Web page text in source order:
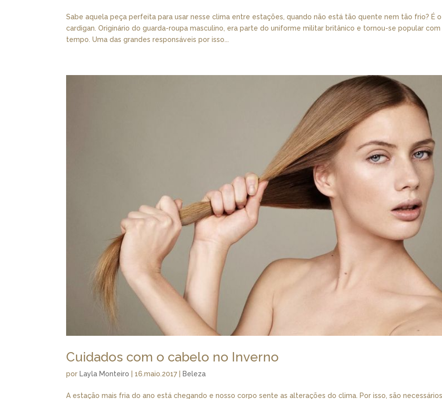
Sabe aquela peça perfeita para usar nesse clima entre estações, quando não está tão quente nem tão frio? É o
cardigan. Originário do guarda-roupa masculino, era parte do uniforme militar britânico e tornou-se popular
tempo. Uma das grandes responsáveis por isso...
Cuidados com o cabelo no Inverno
por Layla Monteiro |16.maio.2017 Beleza
A estação mais fria do ano está chegando e nosso corpo sente as alterações do clima. Por isso, são